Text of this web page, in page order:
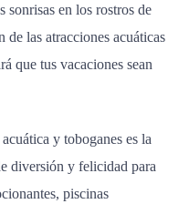
sonrisas en los rostros de
de las atracciones acuáticas
que tus vacaciones sean
y toboganes es la
diversión y felicidad para
piscinas